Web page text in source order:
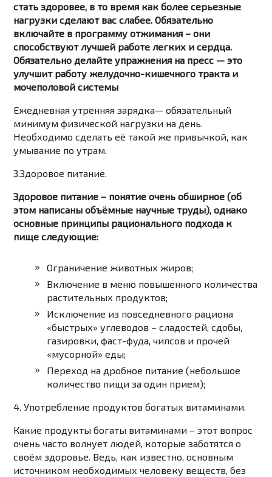
стать здоровее, в то время как более серьезные
нагрузки сделают вас слабее. Обязательно
включайте в программу отжимания – они
способствуют лучшей работе легких и сердца.
Обязательно делайте упражнения на пресс — это
улучшит работу желудочно-кишечного тракта и
мочеполовой системы
Ежедневная утренняя зарядка— обязательный
минимум физической нагрузки на день.
Необходимо сделать её такой же привычкой, как
умывание по утрам.
3.Здоровое питание.
Здоровое питание – понятие очень обширное (об
этом написаны объёмные научные труды), однако
основные принципы рационального подхода к
пище следующие:
Ограничение животных жиров;
Включение в меню повышенного количества
растительных продуктов;
Исключение из повседневного рациона
«быстрых» углеводов – сладостей, сдобы,
газировки, фаст-фуда, чипсов и прочей
«мусорной» еды;
Переход на дробное питание (небольшое
количество пищи за один прием);
4. Употребление продуктов богатых витаминами.
Какие продукты богаты витаминами – этот вопрос
очень часто волнует людей, которые заботятся о
своём здоровье. Ведь, как известно, основным
источником необходимых человеку веществ, без